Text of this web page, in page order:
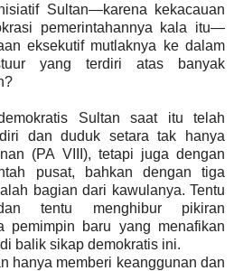
Sultan—karena kekacauan
pemerintahannya kala itu—
eksekutif mutlaknya ke dalam
yang terdiri atas banyak
Sultan saat itu telah
dan duduk setara tak hanya
(PA VIII), tetapi juga dengan
pusat, bahkan dengan tiga
bagian dari kawulanya. Tentu
tentu menghibur pikiran
pemimpin baru yang menafikan
balik sikap demokratis ini.
hanya memberi keanggunan dan